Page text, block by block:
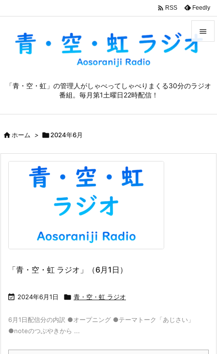
「青・空・虹」の管理人がしゃべってしゃべりまくる30分のラジオ
番組。毎月第1土曜日22時配信！


サイド

 RSS Feedly
ホーム > 2024年6月
「青・空・虹 ラジオ」（6月1日）
 2024年6月1日  青・空・虹 ラジオ
6月1日配信分の内訳 ●オープニング ●テーマトーク「あじさい」
●noteのつぶやきから ...